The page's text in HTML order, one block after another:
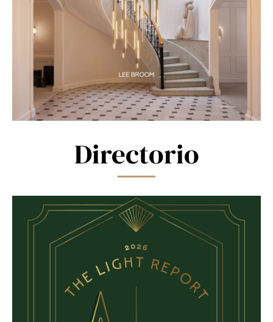
Directorio